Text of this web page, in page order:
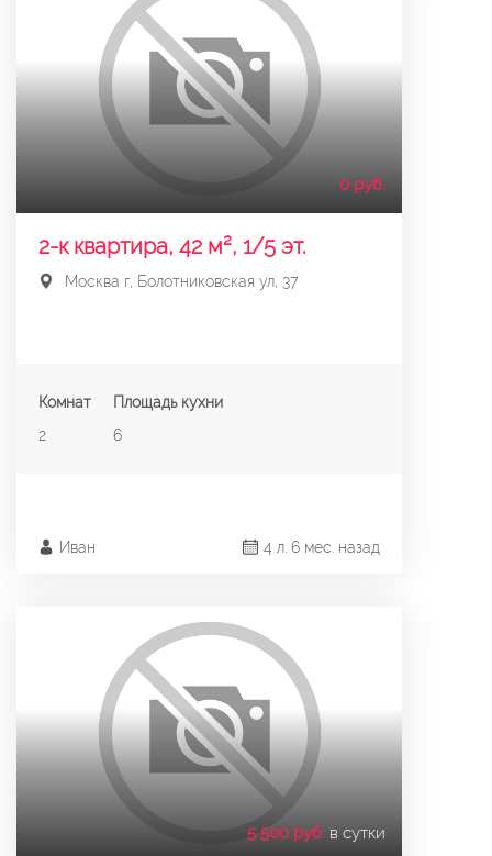
0 руб.
2-к квартира, 42 м², 1/5 эт.
Москва г, Болотниковская ул, 37
Комнат
2
Площадь кухни
6
4 л. 6 мес. назад
Иван
5 500 руб. в сутки